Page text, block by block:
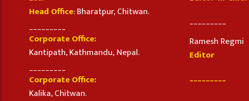
Head Office: Bharatpur, Chitwan.
Corporate Office:
Kantipath, Kathmandu, Nepal.
Corporate Office:
Kalika, Chitwan.
Ramesh Regmi
Editor